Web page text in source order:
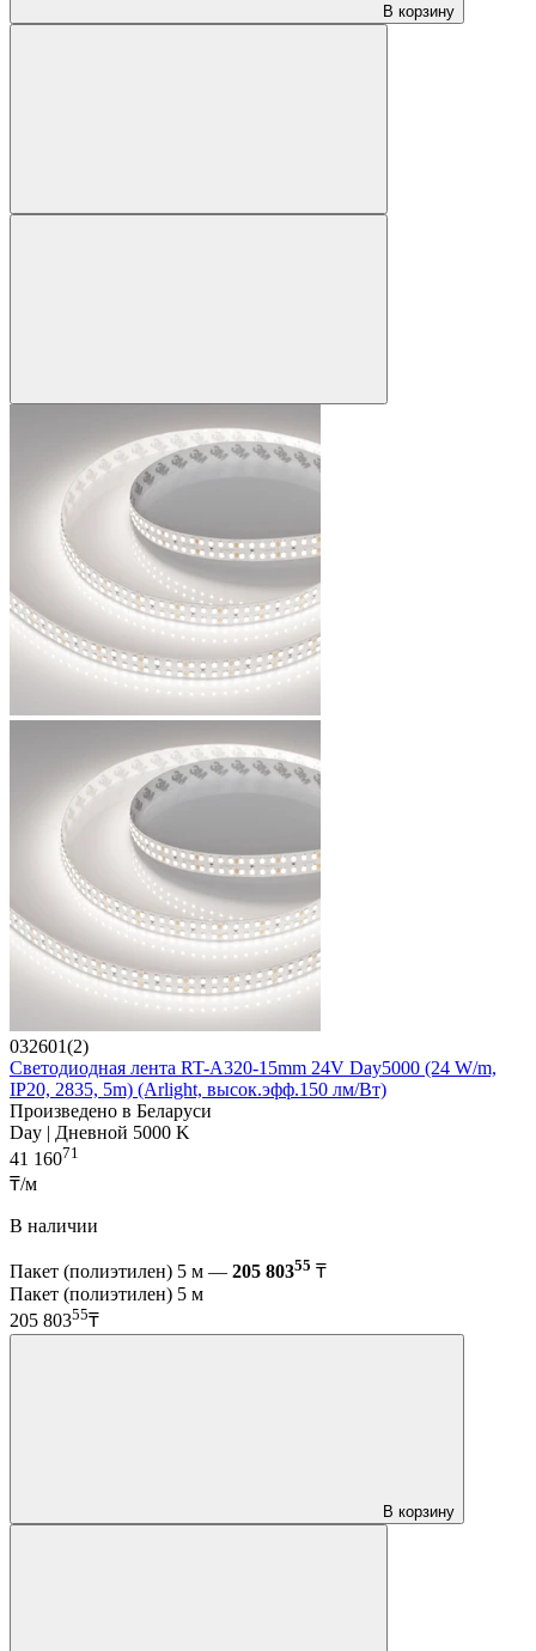
В корзину
032601(2)
Светодиодная лента RT-A320-15mm 24V Day5000 (24 W/m,
IP20, 2835, 5m) (Arlight, высок.эфф.150 лм/Вт)
Произведено в Беларуси
Day | Дневной 5000 K
41 16071
₸/м
В наличии
Пакет (полиэтилен) 5 м — 205 80355 ₸
Пакет (полиэтилен) 5 м
205 80355₸
В корзину